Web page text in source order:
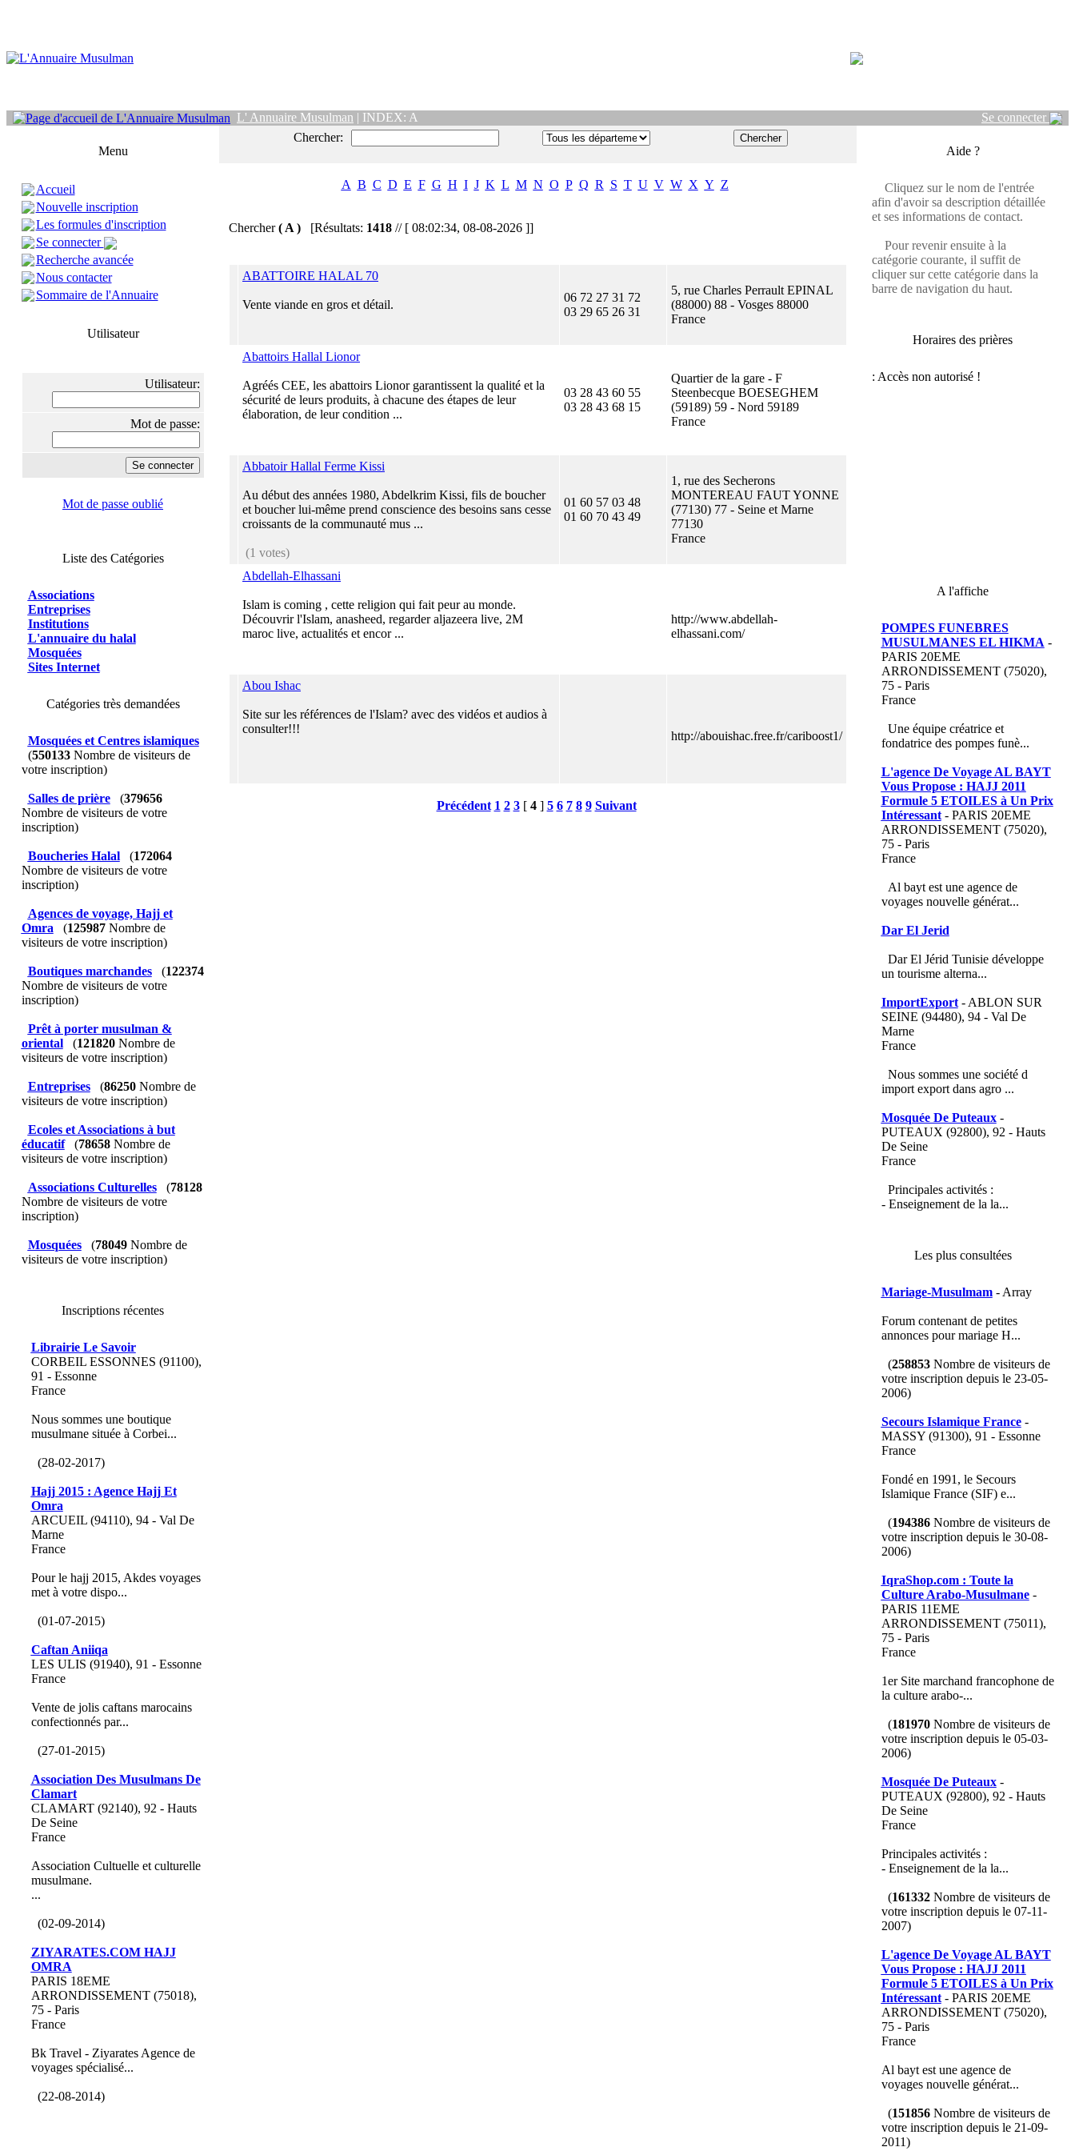
L' Annuaire Musulman | INDEX: A Se connecter
Menu
Accueil
Nouvelle inscription
Les formules d'inscription
Se connecter
Recherche avancée
Nous contacter
Sommaire de l'Annuaire
Utilisateur
Utilisateur:
Mot de passe:
Mot de passe oublié
Liste des Catégories
Associations
Entreprises
Institutions
L'annuaire du halal
Mosquées
Sites Internet
Catégories très demandées
Mosquées et Centres islamiques
(550133Nombre de visiteurs de
votre inscription)
Salles de prière (379656
Nombre de visiteurs de votre
inscription)
Boucheries Halal (172064
Nombre de visiteurs de votre
inscription)
Agences de voyage, Hajj et
Omra
(125987Nombre de
visiteurs de votre inscription)
Boutiques marchandes (122374
Nombre de visiteurs de votre
inscription)
Prêt à porter musulman &
oriental
(121820Nombre de
visiteurs de votre inscription)
Entreprises (86250Nombre de
visiteurs de votre inscription)
Ecoles et Associations à but
éducatif
(78658Nombre de
visiteurs de votre inscription)
Associations Culturelles (78128
Nombre de visiteurs de votre
inscription)
Mosquées (78049Nombre de
visiteurs de votre inscription)
Inscriptions récentes
Librairie Le Savoir
CORBEIL ESSONNES (91100),
91 - Essonne
France
Nous sommes une boutique
musulmane située à Corbei...
(28-02-2017)
Hajj 2015 : Agence Hajj Et
Omra
ARCUEIL (94110), 94 - Val De
Marne
France
Pour le hajj 2015, Akdes voyages
met à votre dispo...
(01-07-2015)
Caftan Aniiqa
LES ULIS (91940), 91 - Essonne
France
Vente de jolis caftans marocains
confectionnés par...
(27-01-2015)
Association Des Musulmans De
Clamart
CLAMART (92140), 92 - Hauts
De Seine
France
Association Cultuelle et culturelle
musulmane.
...
(02-09-2014)
ZIYARATES.COM HAJJ
OMRA
PARIS 18EME
ARRONDISSEMENT (75018),
75 - Paris
France
Bk Travel - Ziyarates Agence de
voyages spécialisé...
(22-08-2014)
Chercher:
A B C D E F G H I J K L M N O P Q R S T U V W X Y Z
Chercher( A ) [Résultats: 1418 // [ 08:02:34, 08-08-2026 ]]
ABATTOIRE HALAL 70
Vente viande en gros et détail.
06 72 27 31 72
03 29 65 26 31
5, rue Charles Perrault EPINAL
(88000) 88 - Vosges 88000
France
Abattoirs Hallal Lionor
Agréés CEE, les abattoirs Lionor garantissent la qualité et la
sécurité de leurs produits, à chacune des étapes de leur
élaboration, de leur condition ...
03 28 43 60 55
03 28 43 68 15
Quartier de la gare - F
Steenbecque BOESEGHEM
(59189) 59 - Nord 59189
France
Abbatoir Hallal Ferme Kissi
Au début des années 1980, Abdelkrim Kissi, fils de boucher
et boucher lui-même prend conscience des besoins sans cesse
croissants de la communauté mus ...
(1 votes)
01 60 57 03 48
01 60 70 43 49
1, rue des Secherons
MONTEREAU FAUT YONNE
(77130) 77 - Seine et Marne
77130
France
Abdellah-Elhassani
Islam is coming , cette religion qui fait peur au monde.
Découvrir l'Islam, anasheed, regarder aljazeera live, 2M
maroc live, actualités et encor ...
http://www.abdellah-
elhassani.com/
Abou Ishac
Site sur les références de l'Islam? avec des vidéos et audios à
consulter!!!
http://abouishac.free.fr/cariboost1/
Précédent 1 2 3[ 4] 5 6 7 8 9 Suivant
Aide ?
Cliquez sur le nom de l'entrée
afin d'avoir sa description détaillée
et ses informations de contact.
Pour revenir ensuite à la
catégorie courante, il suffit de
cliquer sur cette catégorie dans la
barre de navigation du haut.
Horaires des prières
A l'affiche
POMPES FUNEBRES
MUSULMANES EL HIKMA -
PARIS 20EME
ARRONDISSEMENT (75020),
75 - Paris
France
Une équipe créatrice et
fondatrice des pompes funè...
L'agence De Voyage AL BAYT
Vous Propose : HAJJ 2011
Formule 5 ETOILES à Un Prix
Intéressant- PARIS 20EME
ARRONDISSEMENT (75020),
75 - Paris
France
Al bayt est une agence de
voyages nouvelle générat...
Dar El Jerid
Dar El Jérid Tunisie développe
un tourisme alterna...
ImportExport- ABLON SUR
SEINE (94480), 94 - Val De
Marne
France
Nous sommes une société d
import export dans agro ...
Mosquée De Puteaux-
PUTEAUX (92800), 92 - Hauts
De Seine
France
Principales activités :
- Enseignement de la la...
Les plus consultées
Mariage-Musulmam- Array
Forum contenant de petites
annonces pour mariage H...
(258853Nombre de visiteurs de
votre inscription depuis le 23-05-
2006)
Secours Islamique France-
MASSY (91300), 91 - Essonne
France
Fondé en 1991, le Secours
Islamique France (SIF) e...
(194386Nombre de visiteurs de
votre inscription depuis le 30-08-
2006)
IqraShop.com : Toute la
Culture Arabo-Musulmane-
PARIS 11EME
ARRONDISSEMENT (75011),
75 - Paris
France
1er Site marchand francophone de
la culture arabo-...
(181970Nombre de visiteurs de
votre inscription depuis le 05-03-
2006)
Mosquée De Puteaux-
PUTEAUX (92800), 92 - Hauts
De Seine
France
Principales activités :
- Enseignement de la la...
(161332Nombre de visiteurs de
votre inscription depuis le 07-11-
2007)
L'agence De Voyage AL BAYT
Vous Propose : HAJJ 2011
Formule 5 ETOILES à Un Prix
Intéressant- PARIS 20EME
ARRONDISSEMENT (75020),
75 - Paris
France
Al bayt est une agence de
voyages nouvelle générat...
(151856Nombre de visiteurs de
votre inscription depuis le 21-09-
2011)